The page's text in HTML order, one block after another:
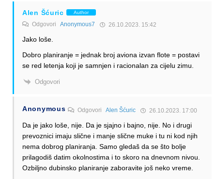
Alen Šćuric Author
Odgovori Anonymous7 26.10.2023. 15:42
Jako loše.
Dobro planiranje = jednak broj aviona izvan flote = postavi
se red letenja koji je samnjen i racionalan za cijelu zimu.
Odgovori
Anonymous OdgovoriAlen Šćuric 26.10.2023. 17:00
Da je jako loše, nije. Da je sjajno i bajno, nije. No i drugi
prevoznici imaju slične i manje slične muke i tu ni kod njih
nema dobrog planiranja. Samo gledaš da se što bolje
prilagodiš datim okolnostima i to skoro na dnevnom nivou.
Ozbiljno dubinsko planiranje zaboravite još neko vreme.